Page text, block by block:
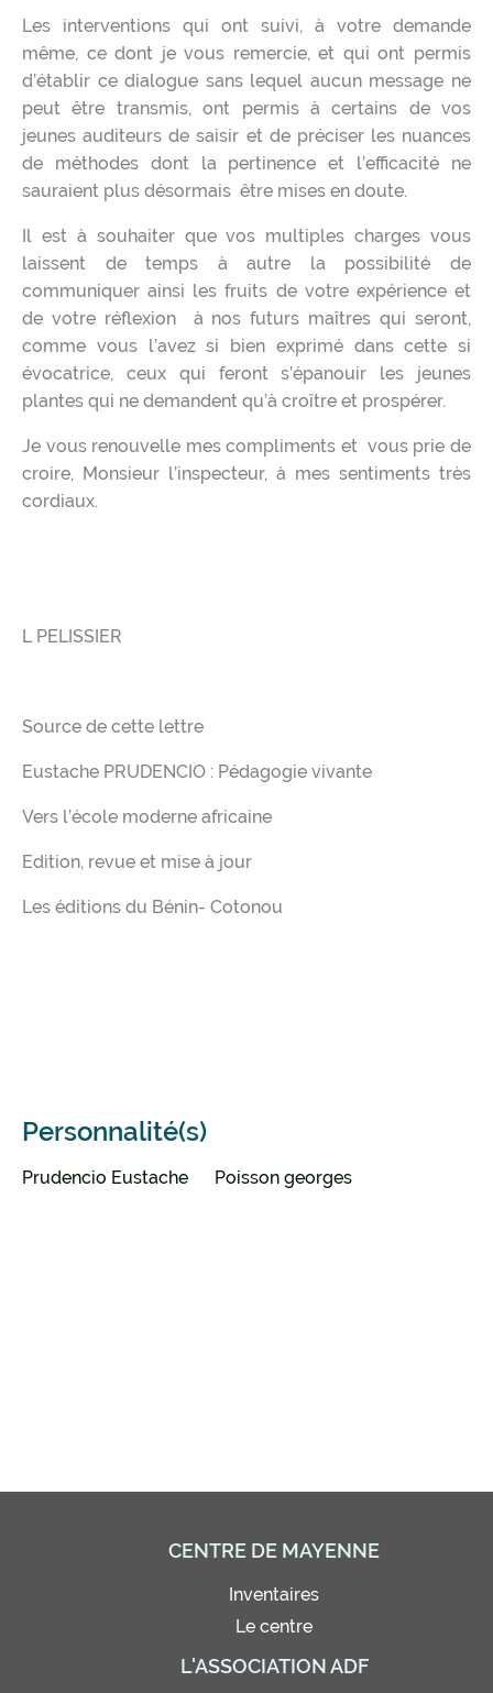
Les interventions qui ont suivi, à votre demande
même, ce dont je vous remercie, et qui ont permis
d’établir ce dialogue sans lequel aucun message ne
peut être transmis, ont permis à certains de vos
jeunes auditeurs de saisir et de préciser les nuances
de méthodes dont la pertinence et l’efficacité ne
sauraient plus désormais être mises en doute.
Il est à souhaiter que vos multiples charges vous
laissent de temps à autre la possibilité de
communiquer ainsi les fruits de votre expérience et
de votre réflexion à nos futurs maîtres qui seront,
comme vous l’avez si bien exprimé dans cette si
évocatrice, ceux qui feront s’épanouir les jeunes
plantes qui ne demandent qu’à croître et prospérer.
Je vous renouvelle mes compliments et vous prie de
croire, Monsieur l’inspecteur, à mes sentiments très
cordiaux.
L PELISSIER
Source de cette lettre
Eustache PRUDENCIO : Pédagogie vivante
Vers l’école moderne africaine
Edition, revue et mise à jour
Les éditions du Bénin- Cotonou
Personnalité(s)
Prudencio Eustache Poisson georges
CENTRE DE MAYENNE
Inventaires
Le centre
L'ASSOCIATION ADF